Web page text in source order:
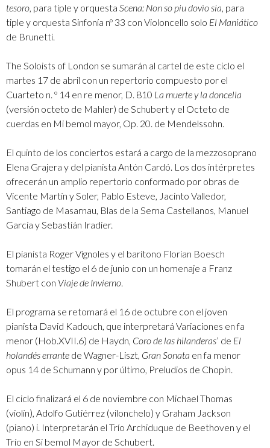
tesoro, para tiple y orquesta Scena: Non so piu dovìo sia, para
tiple y orquesta Sinfonía nº 33 con Violoncello solo El Maniático
de Brunetti.
The Soloists of London se sumarán al cartel de este ciclo el
martes 17 de abril con un repertorio compuesto por el
Cuarteto n. º 14 en re menor, D. 810 La muerte y la doncella
(versión octeto de Mahler) de Schubert y el Octeto de
cuerdas en Mi bemol mayor, Op. 20. de Mendelssohn.
El quinto de los conciertos estará a cargo de la mezzosoprano
Elena Grajera y del pianista Antón Cardó. Los dos intérpretes
ofrecerán un amplio repertorio conformado por obras de
Vicente Martín y Soler, Pablo Esteve, Jacinto Valledor,
Santiago de Masarnau, Blas de la Serna Castellanos, Manuel
García y Sebastián Iradier.
El pianista Roger Vignoles y el barítono Florian Boesch
tomarán el testigo el 6 de junio con un homenaje a Franz
Shubert con Viaje de Invierno.
El programa se retomará el 16 de octubre con el joven
pianista David Kadouch, que interpretará Variaciones en fa
menor (Hob.XVII.6) de Haydn, Coro de las hilanderas’ de El
holandés errante de Wagner-Liszt, Gran Sonata en fa menor
opus 14 de Schumann y por último, Preludios de Chopin.
El ciclo finalizará el 6 de noviembre con Michael Thomas
(violín), Adolfo Gutiérrez (vilonchelo) y Graham Jackson
(piano) i. Interpretarán el Trío Archiduque de Beethoven y el
Trío en Si bemol Mayor de Schubert.